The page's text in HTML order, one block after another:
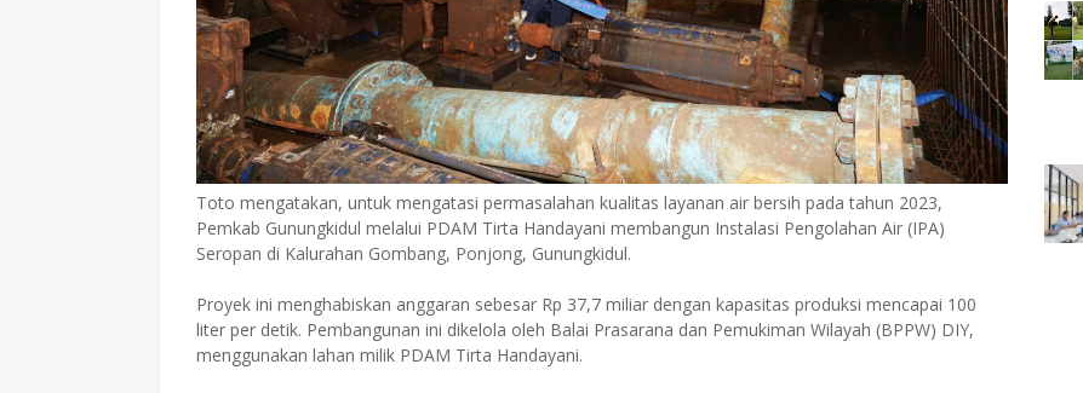
Toto mengatakan, untuk mengatasi permasalahan kualitas layanan air bersih pada tahun 2023,
Pemkab Gunungkidul melalui PDAM Tirta Handayani membangun Instalasi Pengolahan Air (IPA)
Seropan di Kalurahan Gombang, Ponjong, Gunungkidul.
Proyek ini menghabiskan anggaran sebesar Rp 37,7 miliar dengan kapasitas produksi mencapai 100
liter per detik. Pembangunan ini dikelola oleh Balai Prasarana dan Pemukiman Wilayah (BPPW) DIY,
menggunakan lahan milik PDAM Tirta Handayani.